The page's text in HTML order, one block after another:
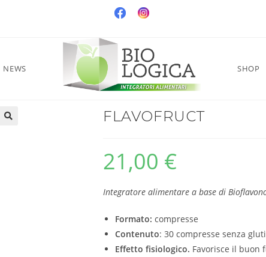
NEWS SHOP
FLAVOFRUCT
21,00 €
Integratore alimentare a base di
Formato: compresse
Contenuto: 30 compresse senza
Effetto fisiologico. Favorisce il buon